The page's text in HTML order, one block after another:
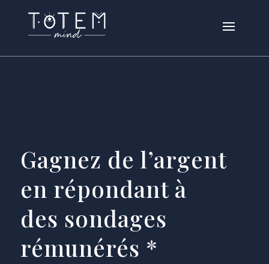
Gagnez de l’argent
en répondant à
des sondages
rémunérés *